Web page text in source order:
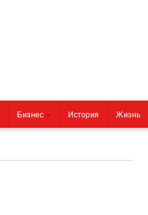
Бизнес История Жизнь